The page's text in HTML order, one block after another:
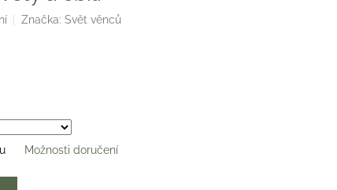
Značka: Svět věnců
Možnosti doručení